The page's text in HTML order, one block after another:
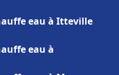
eau à Itteville
eau à